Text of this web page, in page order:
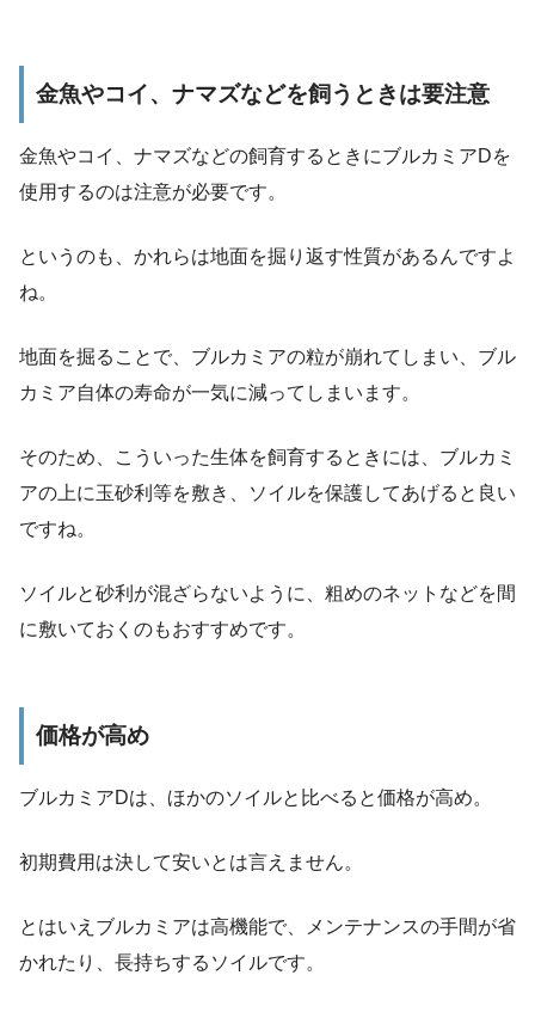
金魚やコイ、ナマズなどを飼うときは要注意
金魚やコイ、ナマズなどの飼育するときにブルカミアDを
使用するのは注意が必要です。
というのも、かれらは地面を掘り返す性質があるんですよ
ね。
地面を掘ることで、ブルカミアの粒が崩れてしまい、ブル
カミア自体の寿命が一気に減ってしまいます。
そのため、こういった生体を飼育するときには、ブルカミ
アの上に玉砂利等を敷き、ソイルを保護してあげると良い
ですね。
ソイルと砂利が混ざらないように、粗めのネットなどを間
に敷いておくのもおすすめです。
価格が高め
ブルカミアDは、 ほかのソイルと比べると価格が高め。
初期費用は決して安いとは言えません。
とはいえブルカミアは高機能で、メンテナンスの手間が省
かれたり、長持ちするソイルです。